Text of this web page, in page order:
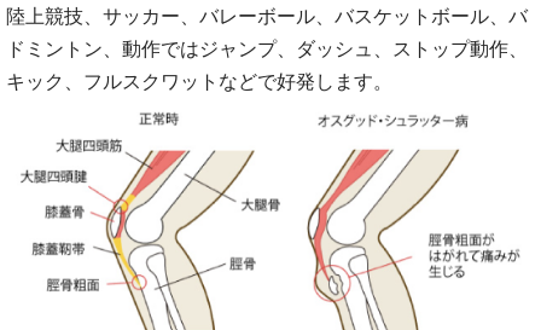
陸上競技、サッカー、バレーボール、バスケットボール、バ
ドミントン、動作ではジャンプ、ダッシュ、ストップ動作、
キック、フルスクワットなどで好発します。